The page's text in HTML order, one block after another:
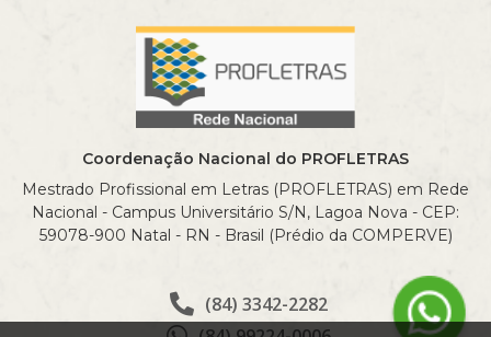
Coordenação Nacional do PROFLETRAS
Mestrado Profissional em Letras (PROFLETRAS) em Rede
Nacional - Campus Universitário S/N, Lagoa Nova - CEP:
59078-900 Natal - RN - Brasil (Prédio da COMPERVE)
(84) 3342-2282